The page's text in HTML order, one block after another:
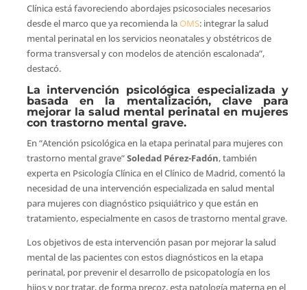
Clínica está favoreciendo abordajes psicosociales necesarios
desde el marco que ya recomienda laOMS: integrar la salud
mental perinatal en los servicios neonatales y obstétricos de
forma transversal y con modelos de atención escalonada”,
destacó.
La intervención psicológica especializada y
basada en la mentalización, clave para
mejorar la salud mental perinatal en mujeres
con trastorno mental grave.
En “Atención psicológica en la etapa perinatal para mujeres con
trastorno mental grave”Soledad Pérez-Fadón, también
experta en Psicología Clínica en el Clínico de Madrid, comentó la
necesidad de una intervención especializada en salud mental
para mujeres con diagnóstico psiquiátrico y que están en
tratamiento, especialmente en casos de trastorno mental grave.
Los objetivos de esta intervención pasan por mejorar la salud
mental de las pacientes con estos diagnósticos en la etapa
perinatal, por prevenir el desarrollo de psicopatología en los
hijos y por tratar, de forma precoz, esta patología materna en el